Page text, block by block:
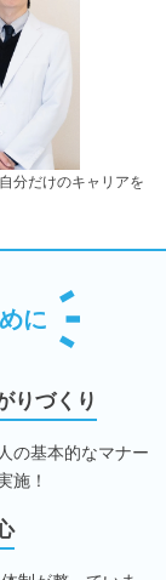
分だけのキャリアを
に
りづくり
の基本的なマナー
施！